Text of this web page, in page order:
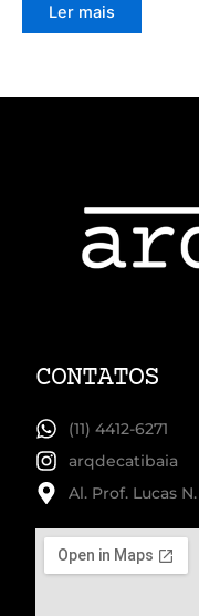
Ler mais
CONTATOS
(11) 4412-6271
arqdecatibaia
Al. Prof. Lucas